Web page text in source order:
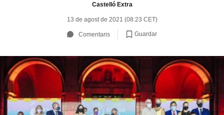
Castelló Extra
13 de agost de 2021 (08:23 CET)
Comentaris Guardar